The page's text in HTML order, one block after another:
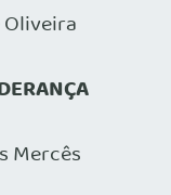
Oliveira
Mercês